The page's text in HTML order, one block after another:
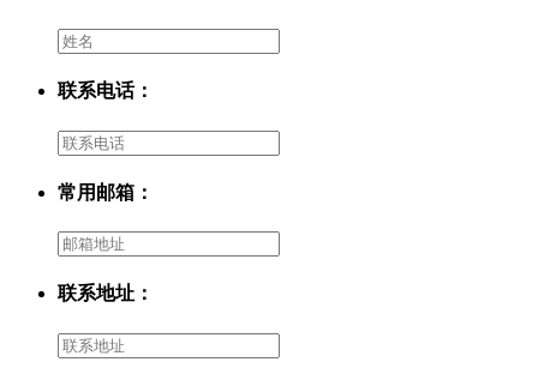
联系电话：
常用邮箱：
联系地址：